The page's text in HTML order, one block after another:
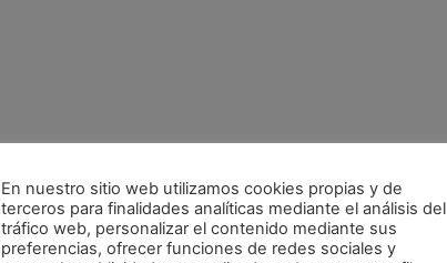
En nuestro sitio web utilizamos cookies propias y de
terceros para finalidades analíticas mediante el análisis del
tráfico web, personalizar el contenido mediante sus
preferencias, ofrecer funciones de redes sociales y